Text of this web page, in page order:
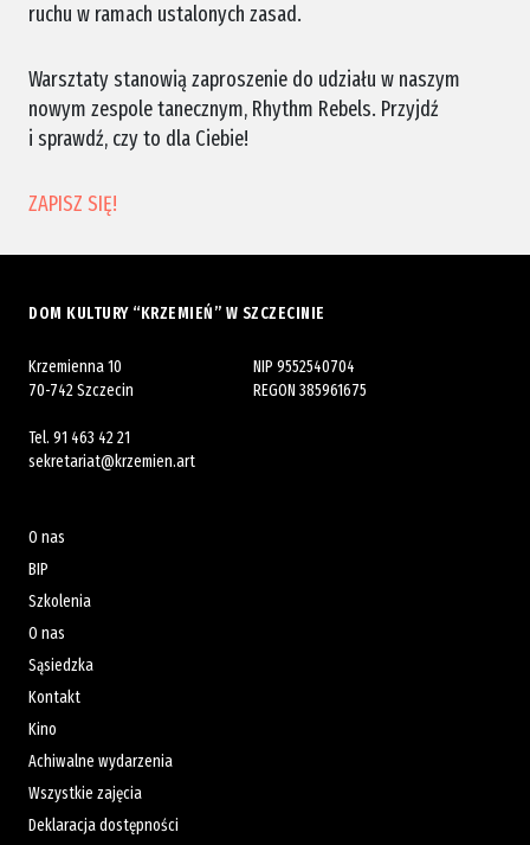
ruchu w ramach ustalonych zasad.
Warsztaty stanowią zaproszenie do udziału w naszym
nowym zespole tanecznym, Rhythm Rebels. Przyjdź
i sprawdź, czy to dla Ciebie!
ZAPISZ SIĘ!
DOM KULTURY “KRZEMIEŃ” W SZCZECINIE
Krzemienna 10
70-742 Szczecin
Tel. 91 463 42 21
sekretariat@krzemien.art
NIP 9552540704
REGON 385961675
O nas
BIP
Szkolenia
O nas
Sąsiedzka
Kontakt
Kino
Achiwalne wydarzenia
Wszystkie zajęcia
Deklaracja dostępności